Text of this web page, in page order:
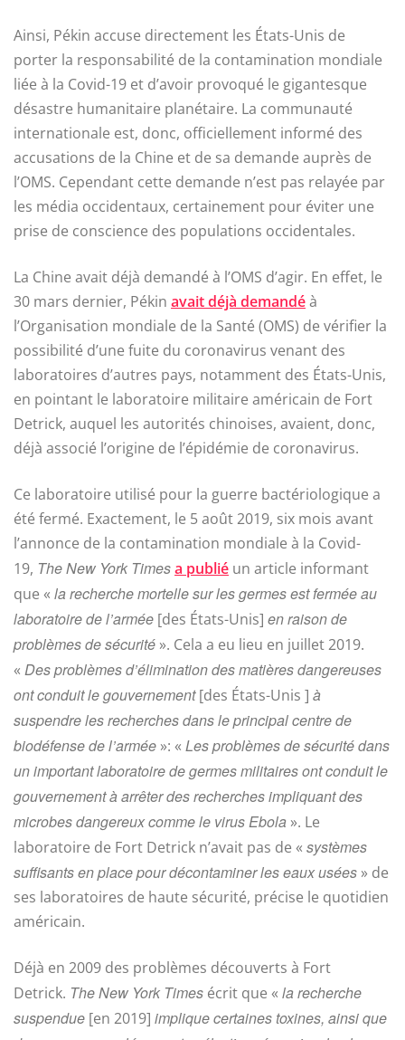
Ainsi, Pékin accuse directement les États-Unis de
porter la responsabilité de la contamination mondiale
liée à la Covid-19 et d’avoir provoqué le gigantesque
désastre humanitaire planétaire. La communauté
internationale est, donc, officiellement informé des
accusations de la Chine et de sa demande auprès de
l’OMS. Cependant cette demande n’est pas relayée par
les média occidentaux, certainement pour éviter une
prise de conscience des populations occidentales.
La Chine avait déjà demandé à l’OMS d’agir. En effet, le
30 mars dernier, Pékin avait déjà demandéà
l’Organisation mondiale de la Santé (OMS) de vérifier la
possibilité d’une fuite du coronavirus venant des
laboratoires d’autres pays, notamment des États-Unis,
en pointant le laboratoire militaire américain de Fort
Detrick, auquel les autorités chinoises, avaient, donc,
déjà associé l’origine de l’épidémie de coronavirus.
Ce laboratoire utilisé pour la guerre bactériologique a
été fermé. Exactement, le 5 août 2019, six mois avant
l’annonce de la contamination mondiale à la Covid-
19, The New York Timesa publié un article informant
que « la recherche mortelle sur les germes est fermée au
laboratoire de l’armée [des États-Unis] en raison de
problèmes de sécurité ». Cela a eu lieu en juillet 2019.
« Des problèmes d’élimination des matières dangereuses
ont conduit le gouvernement[des États-Unis ] à
suspendre les recherches dans le principal centre de
biodéfense de l’armée »: « Les problèmes de sécurité dans
un important laboratoire de germes militaires ont conduit le
gouvernement à arrêter des recherches impliquant des
microbes dangereux comme le virus Ebola ». Le
laboratoire de Fort Detrick n’avait pas de « systèmes
suffisants en place pour décontaminer les eaux usées » de
ses laboratoires de haute sécurité, précise le quotidien
américain.
Déjà en 2009 des problèmes découverts à Fort
Detrick. The New York Times écrit que « la recherche
suspendue [en 2019] implique certaines toxines, ainsi que